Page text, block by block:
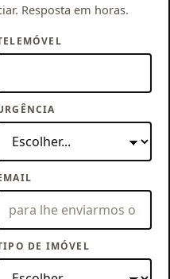
Resposta em horas.
DE IMÓVEL